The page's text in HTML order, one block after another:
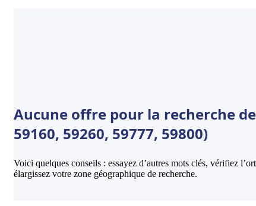
Aucune offre pour la recherche
59160, 59260, 59777, 59800)
Voici quelques conseils : essayez d’autres mots clés, vérifiez
élargissez votre zone géographique de recherche.